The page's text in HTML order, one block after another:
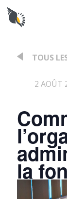
TOUS
2 AOÛT
la
Panneau de gestion